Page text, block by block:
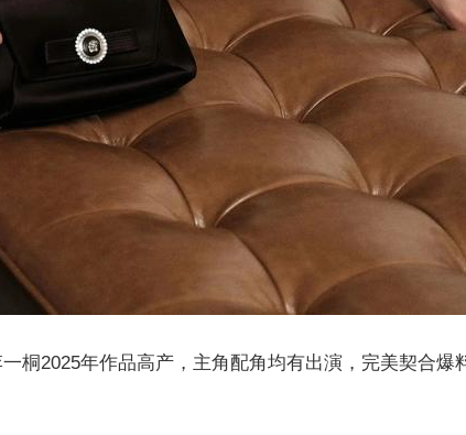
桐2025年作品高产，主角配角均有出演，完美契合爆